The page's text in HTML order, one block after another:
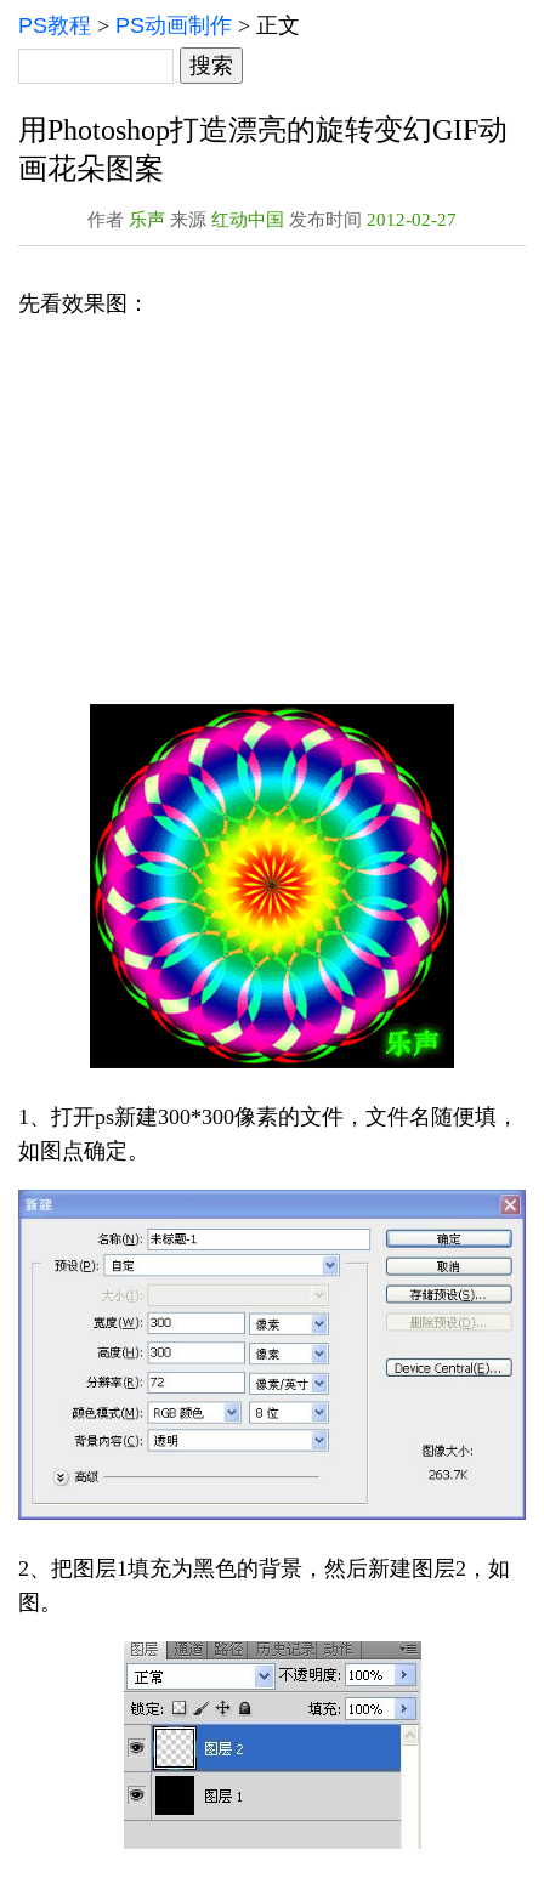
PS教程 > PS动画制作 > 正文
用Photoshop打造漂亮的旋转变幻GIF动
画花朵图案
作者 乐声 来源 红动中国 发布时间 2012-02-27
先看效果图：
1、打开ps新建300*300像素的文件，文件名随便填，
如图点确定。
2、把图层1填充为黑色的背景，然后新建图层2，如
图。